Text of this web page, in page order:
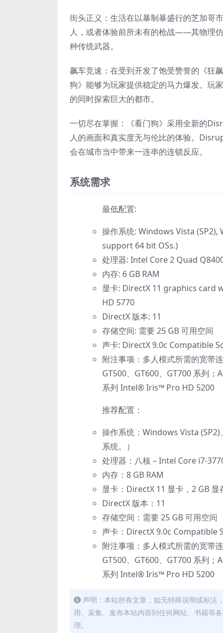
街头正义：生活在以暴制暴盛行的芝加哥
人，或者体验前所未有的枪战——其物理
种传统武器。
飙车竞速：在受到开发了饱受赞誉的《狂
狗》能够为玩家提供稳定的马力爆发。玩
的同时探索巨大的都市。
一切尽在掌握：《看门狗》采用全新的
人的画面和真实度无与伦比的体验。
会在城市当中带来一连串的连锁反应。
系统需求
最低配置:
操作系统: Windows Vista
support 64 bit OSs.)
处理器: Intel Core 2 Quad
内存: 6 GB RAM
显卡: DirectX 11 graphics card
HD 5770
DirectX 版本: 11
存储空间: 需要 25 GB 可用空间
声卡: DirectX 9.0c Compatible
附注事项：多人模式所需的宽带
GT500、GT600、GT700 系列
系列 Intel® Iris™ Pro HD 5200
推荐配置：
操作系统：Windows Vista
系统。）
处理器：八核 – Intel Core i7-
内存：8 GB RAM
显卡：DirectX 11 显卡，2 GB
DirectX 版本：11
存储空间：需要 25 GB 可用空间
声卡：DirectX 9.0c
附注事项：多人模式所需的宽带
GT500、GT600、GT700 系列
系列 Intel® Iris™ Pro HD 5200
声明：本站所有文章，如无特殊说明或标注
用、采集、发布本站内容到任何网站、书籍等
理。